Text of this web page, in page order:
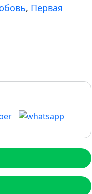
, Первая